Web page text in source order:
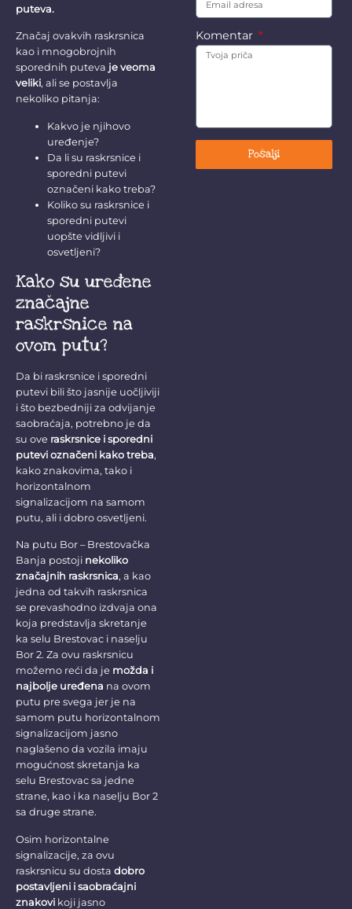
puteva.
Značaj ovakvih raskrsnica
kao i mnogobrojnih
sporednih puteva je veoma
veliki, ali se postavlja
nekoliko pitanja:
Kakvo je njihovo
uređenje?
Da li su raskrsnice i
sporedni putevi
označeni kako treba?
Koliko su raskrsnice i
sporedni putevi
uopšte vidljivi i
osvetljeni?
Kako su uređene
značajne
raskrsnice na
ovom putu?
Da bi raskrsnice i sporedni
putevi bili što jasnije uočljiviji
i što bezbedniji za odvijanje
saobraćaja, potrebno je da
su ove raskrsnice i sporedni
putevi označeni kako treba,
kako znakovima, tako i
horizontalnom
signalizacijom na samom
putu, ali i dobro osvetljeni.
Na putu Bor – Brestovačka
Banja postoji nekoliko
značajnih raskrsnica, a kao
jedna od takvih raskrsnica
se prevashodno izdvaja ona
koja predstavlja skretanje
ka selu Brestovac i naselju
Bor 2. Za ovu raskrsnicu
možemo reći da je možda i
najbolje uređena na ovom
putu pre svega jer je na
samom putu horizontalnom
signalizacijom jasno
naglašeno da vozila imaju
mogućnost skretanja ka
selu Brestovac sa jedne
strane, kao i ka naselju Bor 2
sa druge strane.
Osim horizontalne
signalizacije, za ovu
raskrsnicu su dosta dobro
postavljeni i saobraćajni
znakovi koji jasno
Komentar
Pošalji